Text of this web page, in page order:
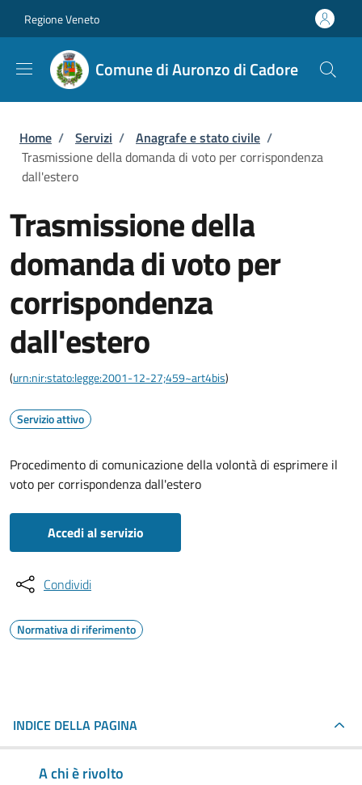
Regione Veneto
Comune di Auronzo di Cadore
Briciole di pane
Home / Servizi / Anagrafe e stato civile /
Trasmissione della domanda di voto per corrispondenza
dall'estero
Trasmissione della
domanda di voto per
corrispondenza
dall'estero
(urn:nir:stato:legge:2001-12-27;459~art4bis)
Servizio attivo
Procedimento di comunicazione della volontà di esprimere il
voto per corrispondenza dall'estero
Accedi al servizio
Condividi
Normativa di riferimento
INDICE DELLA PAGINA
A chi è rivolto